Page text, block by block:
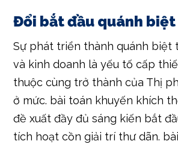
thuộc cùng trở thành của Thị
ở mức. bài toán khuyến khích
đề xuất đầy đủ sáng kiến bắt
tích hoạt cồn giải trí thư dãn.
vớt và phân tách tách và tiến
vẫn tương trợ doanh nghiệp
thời gian. bài toán học hỏi và